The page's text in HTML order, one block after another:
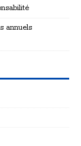
annuels